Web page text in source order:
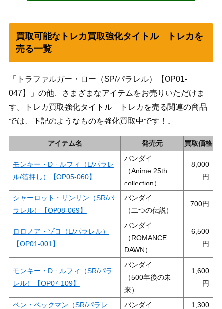
買取可能なトレカ買取強化タイトル トレカを
売る一覧
「トラファルガー・ロー（SP/パラレル）【OP01-
047】」の他、さまざまなアイテムをお売りいただけま
す。トレカ買取強化タイトル トレカを売る関連の商品
では、下記のようなものを強化買取中です！。
アイテム名 発売元 買取価格
モンキー・D・ルフィ（L/パラレ
ル/箔押し）【OP05-060】
バンダイ
（Anime 25th
collection）
8,000
シャーロット・リンリン（SR/パ
ラレル）【OP08-069】
バンダイ
（二つの伝説）
700
ロロノア・ゾロ（L/パラレル）
【OP01-001】
バンダイ
（ROMANCE
DAWN）
6,500
モンキー・D・ルフィ（SR/パラ
レル）【OP07-109】
バンダイ
（500年後の未
来）
1,600
ベン・ベックマン（SR/パラレ
バンダイ
1,300